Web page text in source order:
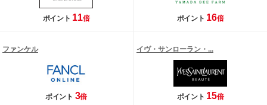
ポイント 11倍 ポイント 16倍
ファンケル
ポイント 3倍
イヴ・サンローラン・...
ポイント 15倍